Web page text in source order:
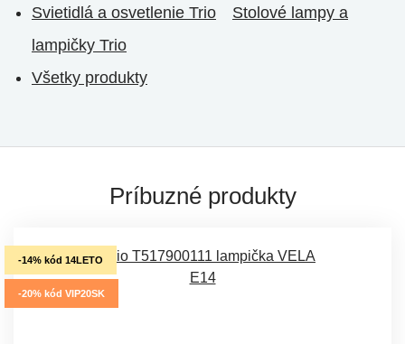
Svietidlá a osvetlenie Trio
Stolové lampy a
lampičky Trio
Všetky produkty
Príbuzné produkty
-14% kód 14LETO
-20% kód VIP20SK